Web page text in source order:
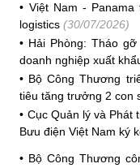
• Việt Nam -
logistics (30/07/2026)
• Hải Phòng: Tháo
doanh nghiệp xuất
• Bộ Công Thương
tiêu tăng trưởng 2 con
• Cục Quản lý và Phát
Bưu điện Việt Nam ký
• Bộ Công Thương